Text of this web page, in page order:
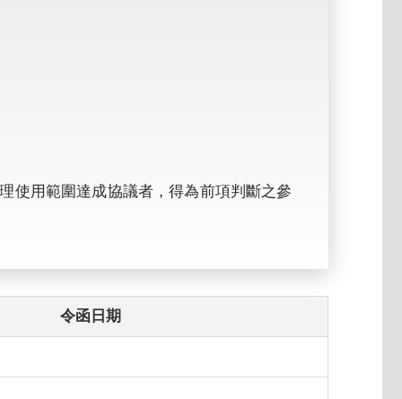
使用範圍達成協議者，得為前項判斷之參
令函日期